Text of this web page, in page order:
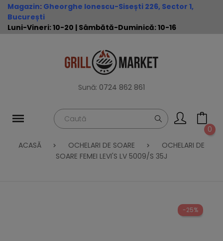
Magazin: Gheorghe Ionescu-Sisești 226, Sector 1,
București
Luni-Vineri: 10-20 | Sâmbătă-Duminică: 10-16
Sună: 0724 862 861
0
ACASĂ
OCHELARI DE SOARE
OCHELARI DE
SOARE FEMEI LEVI'S LV 5009/S 35J
-25%